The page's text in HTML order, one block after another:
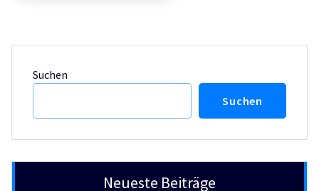
Suchen
Suchen
Neueste Beiträge